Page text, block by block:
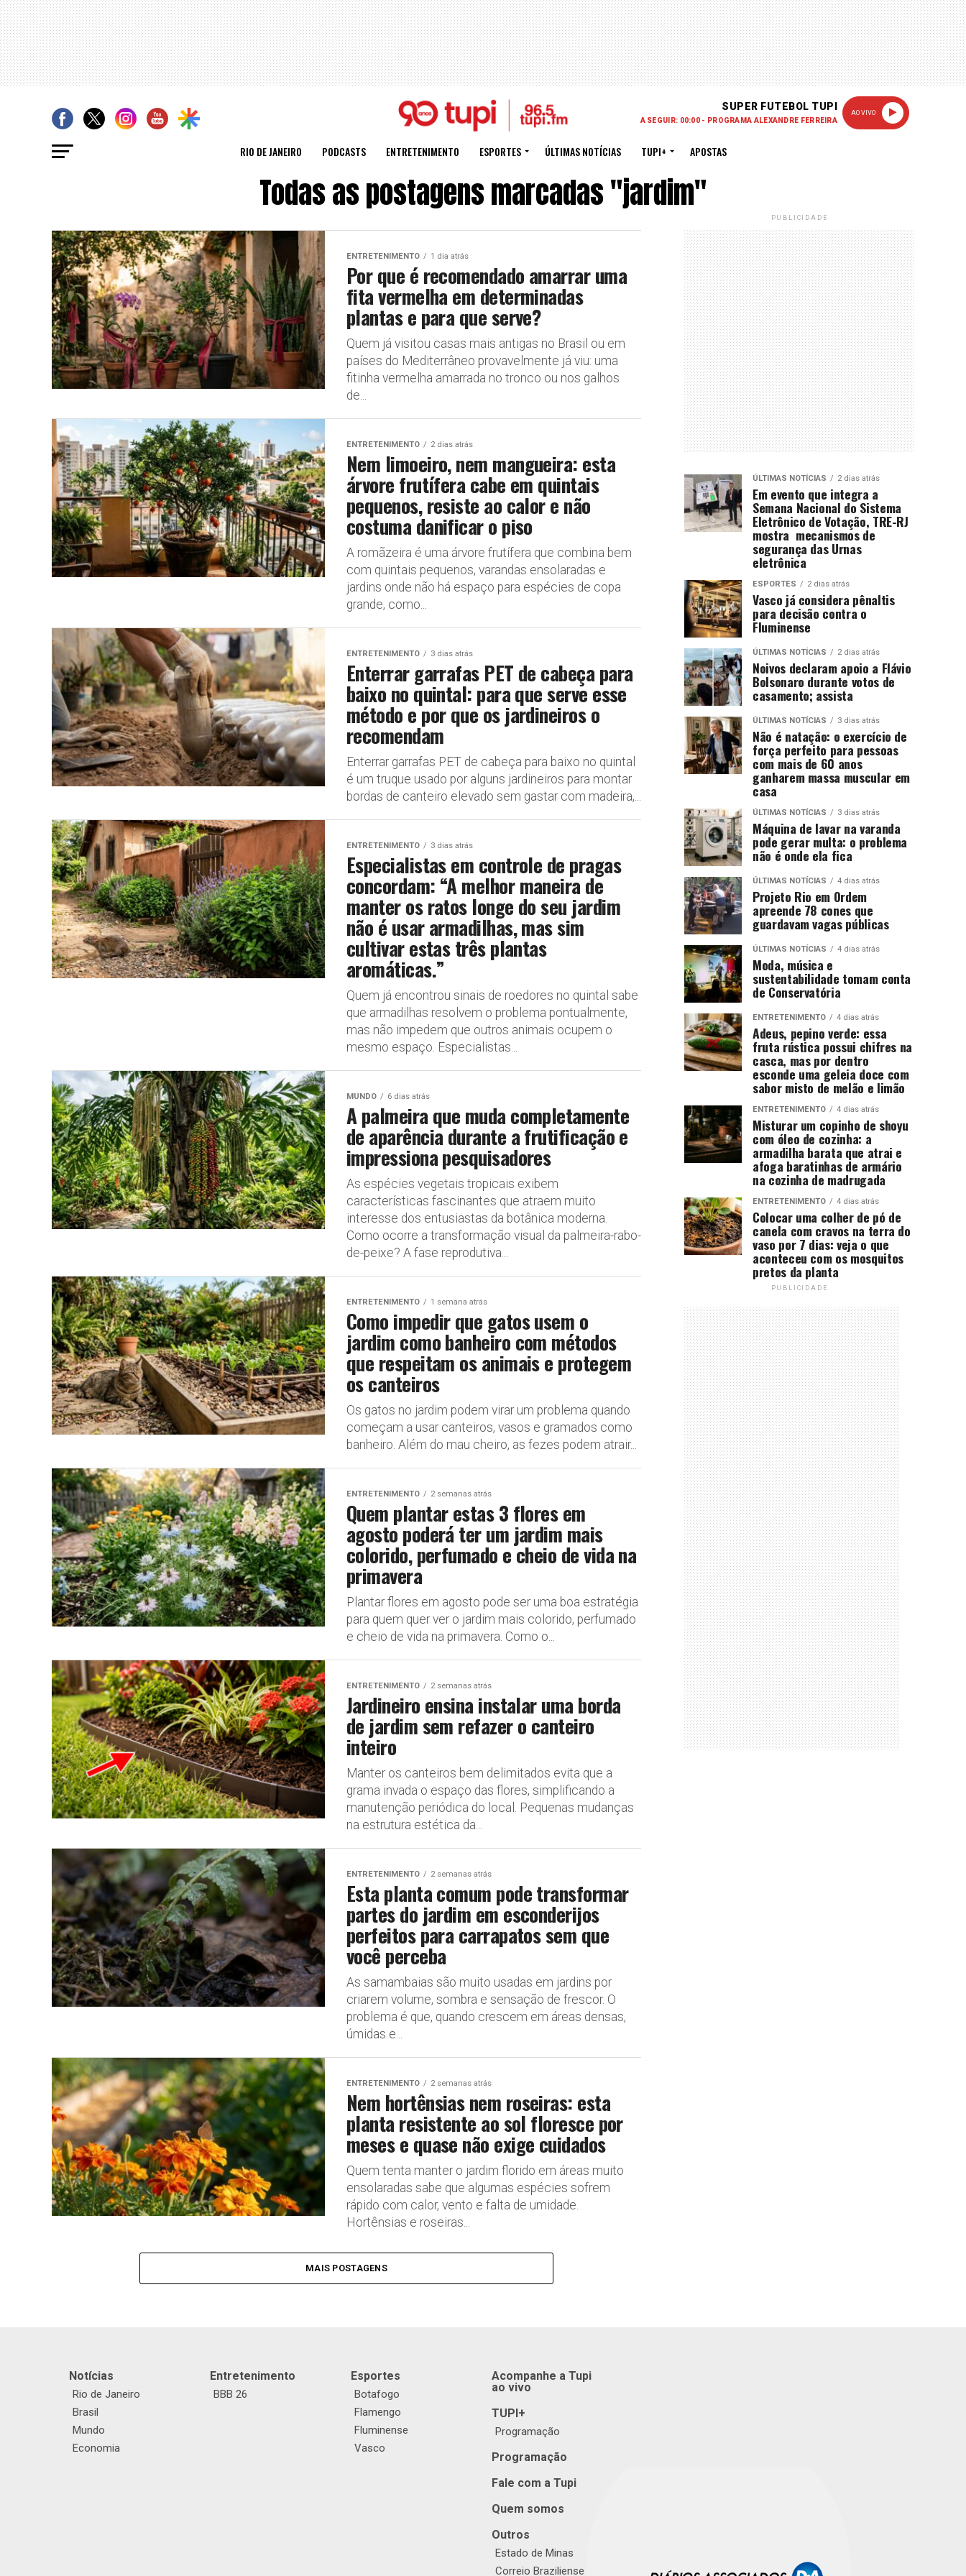
SUPER FUTEBOL TUPI
A SEGUIR: 00:00 - PROGRAMA ALEXANDRE FERREIRA
AO VIVO
RIO DE JANEIRO PODCASTS ENTRETENIMENTO ESPORTES ÚLTIMAS NOTÍCIAS TUPI+ APOSTAS
Todas as postagens marcadas "jardim"
ENTRETENIMENTO 1 dia atrás
Por que é recomendado amarrar uma
fita vermelha em determinadas
plantas e para que serve?
Quem já visitou casas mais antigas no Brasil ou em
países do Mediterrâneo provavelmente já viu: uma
fitinha vermelha amarrada no tronco ou nos galhos
de...
ENTRETENIMENTO 2 dias atrás
Nem limoeiro, nem mangueira: esta
árvore frutífera cabe em quintais
pequenos, resiste ao calor e não
costuma danificar o piso
A romãzeira é uma árvore frutífera que combina bem
com quintais pequenos, varandas ensolaradas e
jardins onde não há espaço para espécies de copa
grande, como...
ENTRETENIMENTO 3 dias atrás
Enterrar garrafas PET de cabeça para
baixo no quintal: para que serve esse
método e por que os jardineiros o
recomendam
Enterrar garrafas PET de cabeça para baixo no quintal
é um truque usado por alguns jardineiros para montar
bordas de canteiro elevado sem gastar com madeira,...
ENTRETENIMENTO 3 dias atrás
Especialistas em controle de pragas
concordam: “A melhor maneira de
manter os ratos longe do seu jardim
não é usar armadilhas, mas sim
cultivar estas três plantas
aromáticas.”
Quem já encontrou sinais de roedores no quintal sabe
que armadilhas resolvem o problema pontualmente,
mas não impedem que outros animais ocupem o
mesmo espaço. Especialistas...
MUNDO 6 dias atrás
A palmeira que muda completamente
de aparência durante a frutificação e
impressiona pesquisadores
As espécies vegetais tropicais exibem
características fascinantes que atraem muito
interesse dos entusiastas da botânica moderna.
Como ocorre a transformação visual da palmeira-rabo-
de-peixe? A fase reprodutiva...
ENTRETENIMENTO 1 semana atrás
Como impedir que gatos usem o
jardim como banheiro com métodos
que respeitam os animais e protegem
os canteiros
Os gatos no jardim podem virar um problema quando
começam a usar canteiros, vasos e gramados como
banheiro. Além do mau cheiro, as fezes podem atrair...
ENTRETENIMENTO 2 semanas atrás
Quem plantar estas 3 flores em
agosto poderá ter um jardim mais
colorido, perfumado e cheio de vida na
primavera
Plantar flores em agosto pode ser uma boa estratégia
para quem quer ver o jardim mais colorido, perfumado
e cheio de vida na primavera. Como o...
ENTRETENIMENTO 2 semanas atrás
Jardineiro ensina instalar uma borda
de jardim sem refazer o canteiro
inteiro
Manter os canteiros bem delimitados evita que a
grama invada o espaço das flores, simplificando a
manutenção periódica do local. Pequenas mudanças
na estrutura estética da...
ENTRETENIMENTO 2 semanas atrás
Esta planta comum pode transformar
partes do jardim em esconderijos
perfeitos para carrapatos sem que
você perceba
As samambaias são muito usadas em jardins por
criarem volume, sombra e sensação de frescor. O
problema é que, quando crescem em áreas densas,
úmidas e...
ENTRETENIMENTO 2 semanas atrás
Nem hortênsias nem roseiras: esta
planta resistente ao sol floresce por
meses e quase não exige cuidados
Quem tenta manter o jardim florido em áreas muito
ensolaradas sabe que algumas espécies sofrem
rápido com calor, vento e falta de umidade.
Hortênsias e roseiras...
MAIS POSTAGENS
PUBLICIDADE
ÚLTIMAS NOTÍCIAS 2 dias atrás
Em evento que integra a
Semana Nacional do Sistema
Eletrônico de Votação, TRE-RJ
mostra mecanismos de
segurança das Urnas
eletrônica
ESPORTES 2 dias atrás
Vasco já considera pênaltis
para decisão contra o
Fluminense
ÚLTIMAS NOTÍCIAS 2 dias atrás
Noivos declaram apoio a Flávio
Bolsonaro durante votos de
casamento; assista
ÚLTIMAS NOTÍCIAS 3 dias atrás
Não é natação: o exercício de
força perfeito para pessoas
com mais de 60 anos
ganharem massa muscular em
casa
ÚLTIMAS NOTÍCIAS 3 dias atrás
Máquina de lavar na varanda
pode gerar multa: o problema
não é onde ela fica
ÚLTIMAS NOTÍCIAS 4 dias atrás
Projeto Rio em Ordem
apreende 78 cones que
guardavam vagas públicas
ÚLTIMAS NOTÍCIAS 4 dias atrás
Moda, música e
sustentabilidade tomam conta
de Conservatória
ENTRETENIMENTO 4 dias atrás
Adeus, pepino verde: essa
fruta rústica possui chifres na
casca, mas por dentro
esconde uma geleia doce com
sabor misto de melão e limão
ENTRETENIMENTO 4 dias atrás
Misturar um copinho de shoyu
com óleo de cozinha: a
armadilha barata que atrai e
afoga baratinhas de armário
na cozinha de madrugada
ENTRETENIMENTO 4 dias atrás
Colocar uma colher de pó de
canela com cravos na terra do
vaso por 7 dias: veja o que
aconteceu com os mosquitos
pretos da planta
PUBLICIDADE
Notícias
Rio de Janeiro
Brasil
Mundo
Economia
Entretenimento
BBB 26
Esportes
Botafogo
Flamengo
Fluminense
Vasco
Acompanhe a Tupi
ao vivo
TUPI+
Programação
Programação
Fale com a Tupi
Quem somos
Outros
Estado de Minas
Correio Braziliense